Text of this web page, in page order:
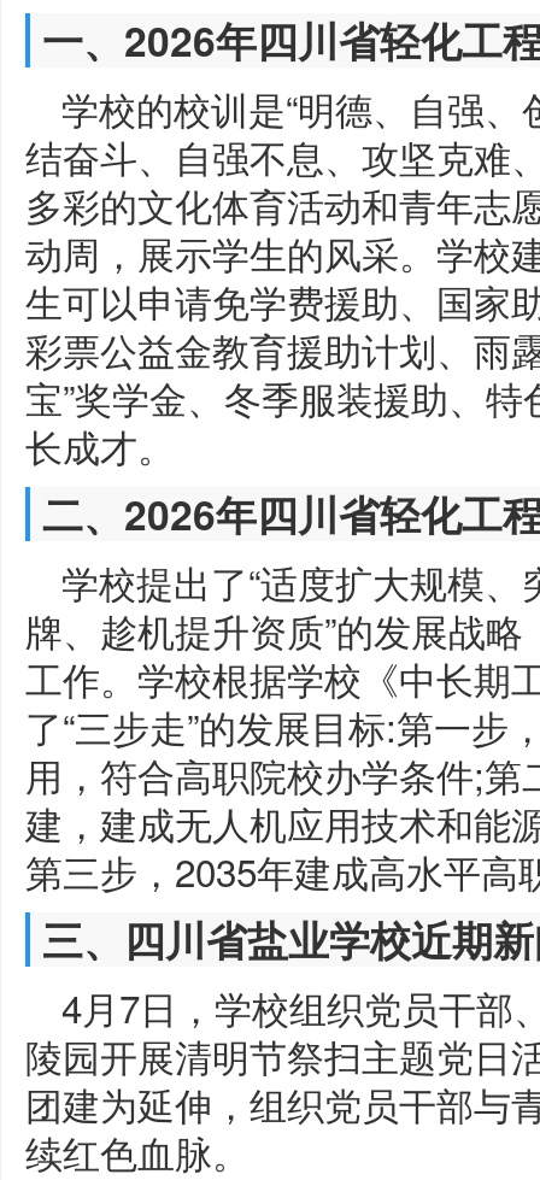
一、2026年四川省轻化工
学校的校训是“明德、自强
结奋斗、自强不息、攻坚克难
多彩的文化体育活动和青年志
动周，展示学生的风采。学校
生可以申请免学费援助、国家
彩票公益金教育援助计划、雨
宝”奖学金、冬季服装援助、
长成才。
二、2026年四川省轻化工
学校提出了“适度扩大规模
牌、趁机提升资质”的发展战
工作。学校根据学校《中长期
了“三步走”的发展目标:第一步
用，符合高职院校办学条件;
建，建成无人机应用技术和能
第三步，2035年建成高水平高
三、四川省盐业学校近期
4月7日，学校组织党员干部
陵园开展清明节祭扫主题党日
团建为延伸，组织党员干部与
续红色血脉。